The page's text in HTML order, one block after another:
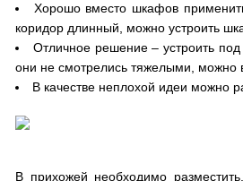
Хорошо вместо шкафов
коридор длинный, можно устроить
Отличное решение – устроить
они не смотрелись тяжелыми, можно
В качестве неплохой идеи можно
В прихожей необходимо